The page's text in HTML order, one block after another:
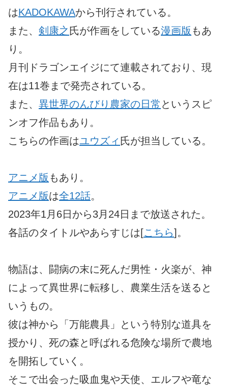
はKADOKAWAから刊行されている。
また、 剣康之氏が作画をしている漫画版 もあ
り。
月刊ドラゴンエイジにて連載されており、現
在は11巻まで発売されている。
また、 異世界のんびり農家の日常 というスピ
ンオフ作品もあり。
こちらの作画はユウズィ 氏が担当している。
アニメ版 もあり。
アニメ版は全12話。
2023年1月6日から3月24日まで放送された。
各話のタイトルやあらすじは[こちら]。
物語は、闘病の末に死んだ男性・火楽が、神
によって異世界に転移し、農業生活を送ると
いうもの。
彼は神から「万能農具」という特別な道具を
授かり、死の森と呼ばれる危険な場所で農地
を開拓していく。
そこで出会った吸血鬼や天使、エルフや竜な